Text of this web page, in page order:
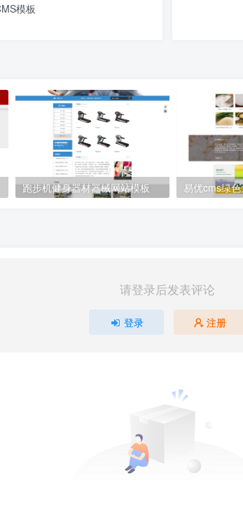
模板
跑步机健身器材器械网站模板
请登录后发表评论
登录 注册